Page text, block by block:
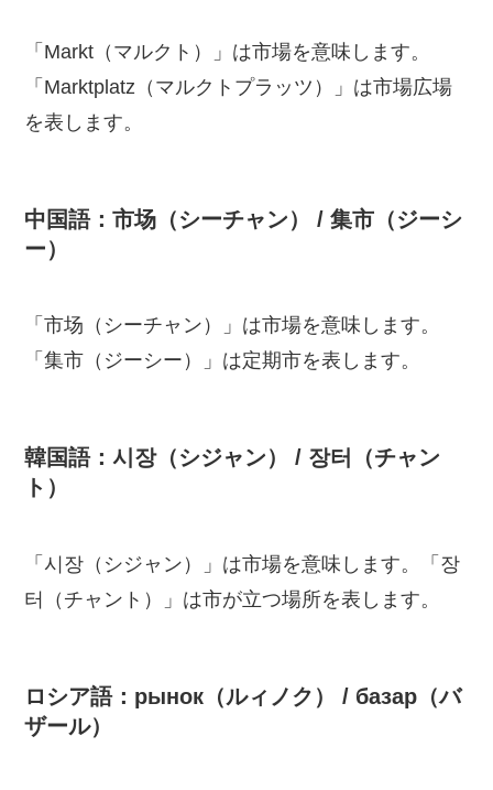
「Markt（マルクト）」は市場を意味します。
「Marktplatz（マルクトプラッツ）」は市場広場
を表します。
中国語：市场（シーチャン） / 集市（ジーシ
ー）
「市场（シーチャン）」は市場を意味します。
「集市（ジーシー）」は定期市を表します。
韓国語：시장（シジャン） / 장터（チャン
ト）
「시장（シジャン）」は市場を意味します。「장
터（チャント）」は市が立つ場所を表します。
ロシア語：рынок（ルィノク） / базар（バ
ザール）